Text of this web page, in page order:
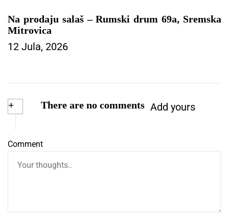
Na prodaju salaš – Rumski drum 69a, Sremska
Mitrovica
12 Jula, 2026
+ There are no comments Add yours
Comment